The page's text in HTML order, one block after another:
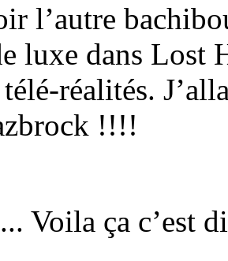
l’autre
luxe dans Lost
réalités.
!!!!
Voila ça c’est